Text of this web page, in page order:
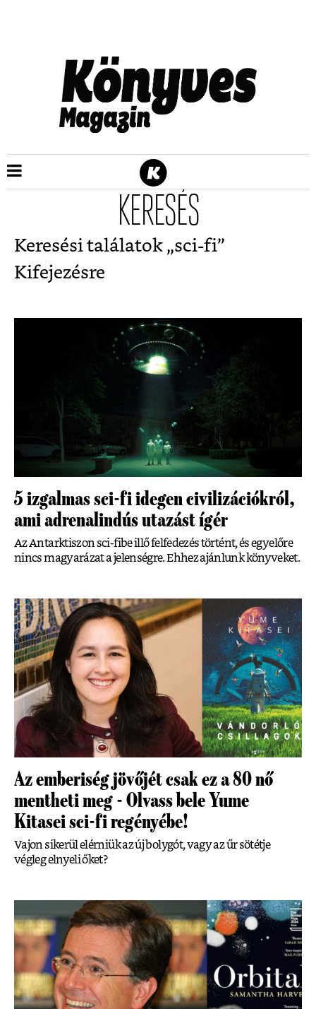
KERESÉS
Keresési találatok „sci-fi”
Kifejezésre
5 izgalmas sci-fi idegen civilizációkról,
ami adrenalindús utazást ígér
Az Antarktiszon sci-fibe illő felfedezés történt, és egyelőre
nincs magyarázat a jelenségre. Ehhez ajánlunk könyveket.
Az emberiség jövőjét csak ez a 80 nő
mentheti meg - Olvass bele Yume
Kitasei sci-fi regényébe!
Vajon sikerül elérniük az új bolygót, vagy az űr sötétje
végleg elnyeli őket?